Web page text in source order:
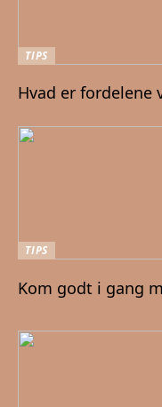
TIPS
Hvad er fordelene
TIPS
Kom godt i gang